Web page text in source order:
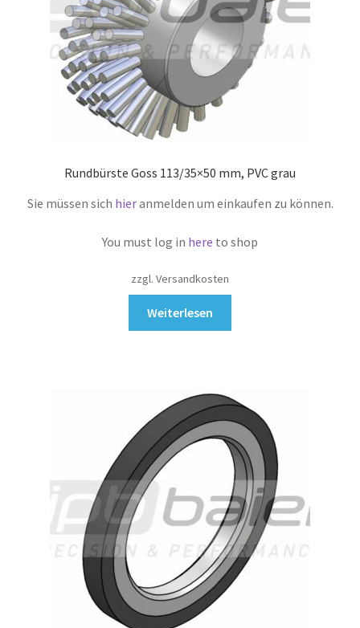
Rundbürste Goss 113/35×50 mm, PVC grau
Sie müssen sich hieranmelden um einkaufen zu können.
You must log in here to shop
zzgl. Versandkosten
Weiterlesen